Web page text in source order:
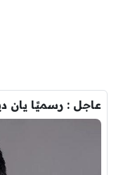
عاجل : رسميًا يان